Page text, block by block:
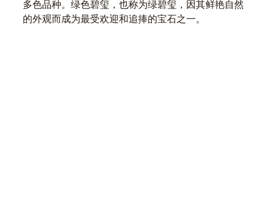
多色品种。绿色碧玺，也称为绿碧玺，因其鲜艳自然
的外观而成为最受欢迎和追捧的宝石之一。